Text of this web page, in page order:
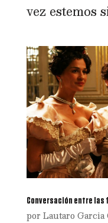
vez estemos
Conversación entre las
por Lautaro Garcia